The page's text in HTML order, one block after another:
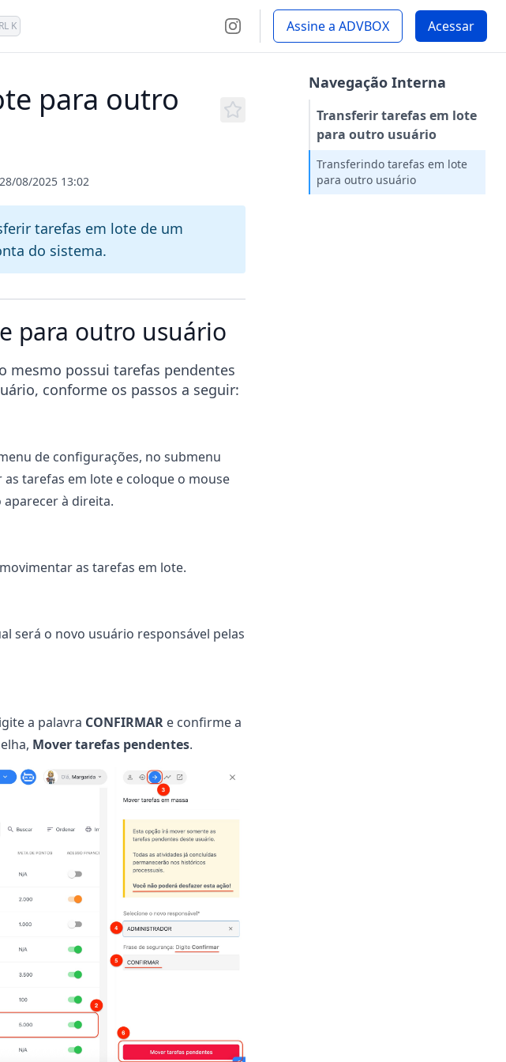
K Assine a ADVBOX Acessar
para outro
08/2025 13:02
tarefas em lote de um
do sistema.
para outro usuário
mesmo possui tarefas pendentes
conforme os passos a seguir:
de configurações, no submenu
tarefas em lote e coloque o mouse
à direita.
as tarefas em lote.
será o novo usuário responsável pelas
a palavra CONFIRMAR e confirme a
Mover tarefas pendentes.
Navegação Interna
Transferir tarefas em lote
para outro usuário
Transferindo tarefas em lote
para outro usuário